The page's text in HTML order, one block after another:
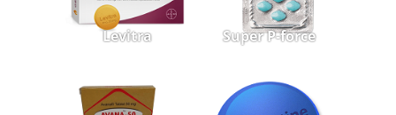
Levitra Super P-force